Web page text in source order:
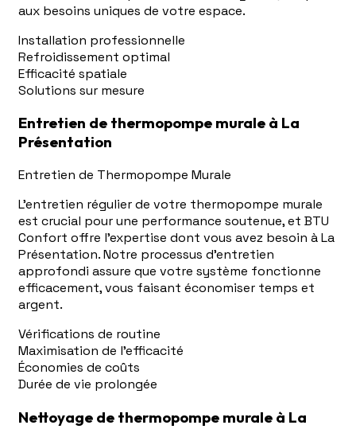
aux besoins uniques de votre espace.
Installation professionnelle
Refroidissement optimal
Efficacité spatiale
Solutions sur mesure
Entretien de thermopompe murale à La
Présentation
Entretien de Thermopompe Murale
L'entretien régulier de votre thermopompe murale
est crucial pour une performance soutenue, et BTU
Confort offre l'expertise dont vous avez besoin à La
Présentation. Notre processus d'entretien
approfondi assure que votre système fonctionne
efficacement, vous faisant économiser temps et
argent.
Vérifications de routine
Maximisation de l'efficacité
Économies de coûts
Durée de vie prolongée
Nettoyage de thermopompe murale à La